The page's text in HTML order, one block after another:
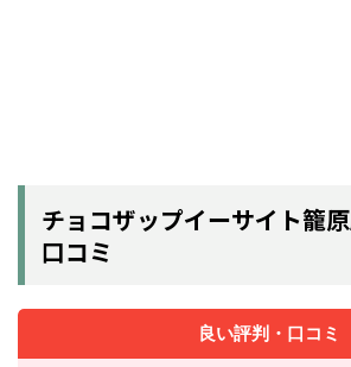
チョコザップイーサイト籠
口コミ
良い評判・口コミ